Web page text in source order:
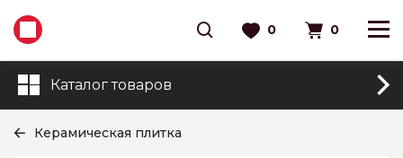
0 0
Каталог товаров
Керамическая плитка